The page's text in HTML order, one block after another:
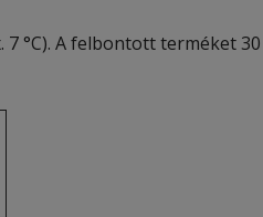
°C). A felbontott terméket 30